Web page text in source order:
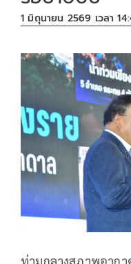
1 มิถุนายน 2569 เวลา
ท่ามกลางสภาพอาก